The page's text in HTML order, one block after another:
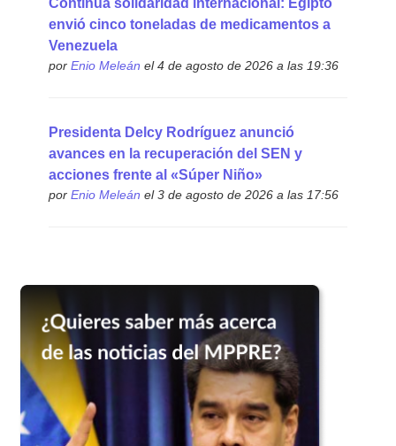
envió cinco toneladas de medicamentos a
Venezuela
por Enio Meleán el 4 de agosto de 2026 a las 19:36
Presidenta Delcy Rodríguez anunció
avances en la recuperación del SEN y
acciones frente al «Súper Niño»
por Enio Meleán el 3 de agosto de 2026 a las 17:56